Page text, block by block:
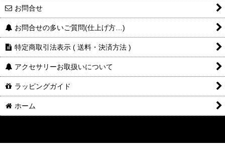
お問合せ
お問合せの多いご質問(仕上げ方…)
特定商取引法表示 ( 送料・決済方法 )
アクセサリーお取扱いについて
ラッピングガイド
ホーム